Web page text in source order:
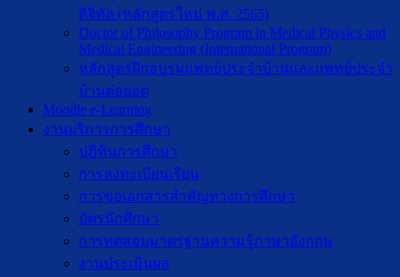
ดิจิทัล (หลักสูตรใหม่ พ.ศ. 2565)
Doctor of Philosophy Program in Medical Physics and
Medical Engineering (International Program)
หลักสูตรฝึกอบรมแพทย์ประจำบ้านและแพทย์ประจำ
บ้านต่อยอด
Moodle e-Learning
งานบริการการศึกษา
ปฎิทินการศึกษา
การลงทะเบียนเรียน
การขอเอกสารสำคัญทางการศึกษา
บัตรนักศึกษา
การทดสอบมาตรฐานความรู้ภาษาอังกฤษ
งานประเมินผล